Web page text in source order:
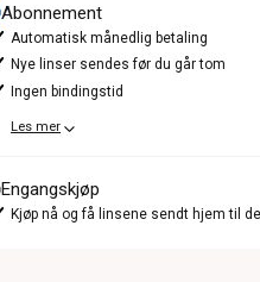
Abonnement
Automatisk månedlig betaling
Nye linser sendes før du går tom
Ingen bindingstid
Les mer
Engangskjøp
Kjøp nå og få linsene sendt hjem til